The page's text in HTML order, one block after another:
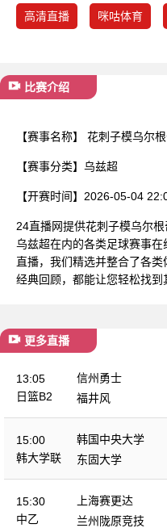
高清直播 咪咕体育
比赛介绍
【赛事名称】 花刺子模乌尔
【赛事分类】 乌兹超
【开赛时间】 2026-05-04
24直播网提供花刺子模乌尔
乌兹超在内的各类足球赛事
直播，我们精选并整合了各
经典回顾，都能让您轻松找到
更多直播
13:05
日篮B2
信州勇士
福井风
15:00
韩大学联
韩国中央大学
东固大学
15:30
中乙
上海赛更达
兰州陇原竞技